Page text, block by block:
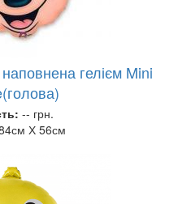
гелієм Mini
-- грн.
Х 56см